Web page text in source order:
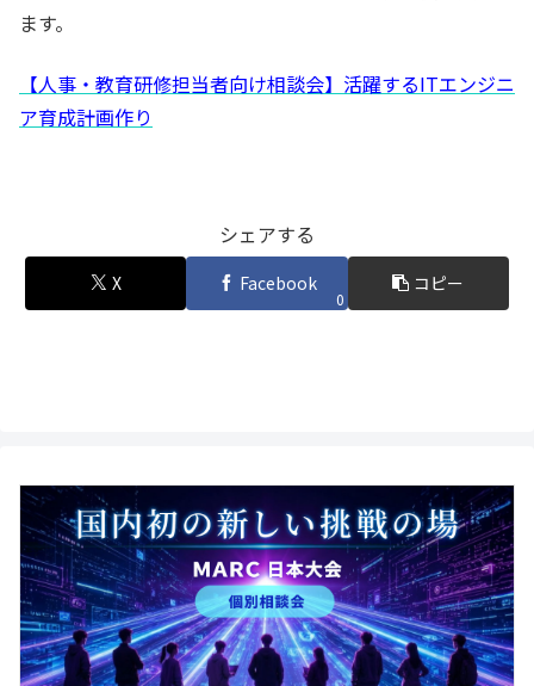
ます。
【人事・教育研修担当者向け相談会】活躍するITエンジニ
ア育成計画作り
シェアする
X Facebook
0
コピー